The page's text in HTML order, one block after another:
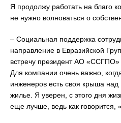
Я продолжу работать на благо
не нужно волноваться о
– Социальная поддержка
направление в Евразийской
встречу президент АО
Для компании очень важно,
инженеров есть своя крыша
жилье. Я уверен, с этого дня
еще лучше, ведь как говорится,